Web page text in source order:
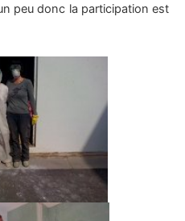
peu donc la participation est